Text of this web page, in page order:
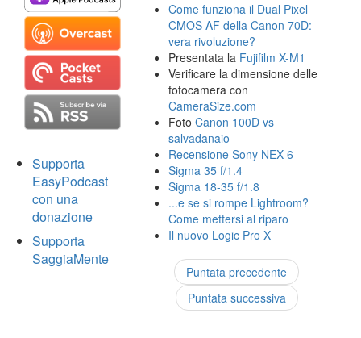
Supporta
EasyPodcast
con una
donazione
Supporta
SaggiaMente
Come funziona il Dual Pixel
CMOS AF della Canon 70D:
vera rivoluzione?
Presentata la Fujifilm X-M1
Verificare la dimensione delle
fotocamera con
CameraSize.com
FotoCanon 100D vs
salvadanaio
Recensione Sony NEX-6
Sigma 35 f/1.4
Sigma 18-35 f/1.8
...e se si rompe Lightroom?
Come mettersi al riparo
Il nuovo Logic Pro X
Puntata precedente
Puntata successiva